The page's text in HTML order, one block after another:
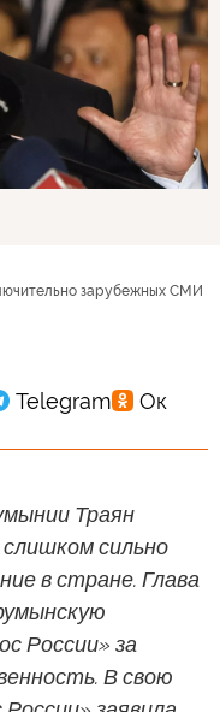
зарубежных СМИ
Траян
сильно
в стране. Глава
России» за
В свою